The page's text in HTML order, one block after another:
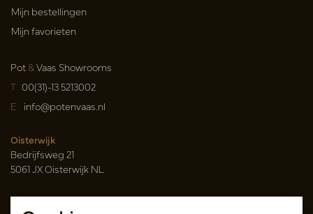
Mijn bestellingen
Mijn favorieten
Pot&Vaas Showrooms
T 00(31)-13 5213002
E info@potenvaas.nl
Oisterwijk
Bedrijfsweg 21
5061 JX Oisterwijk NL
Openingstijden